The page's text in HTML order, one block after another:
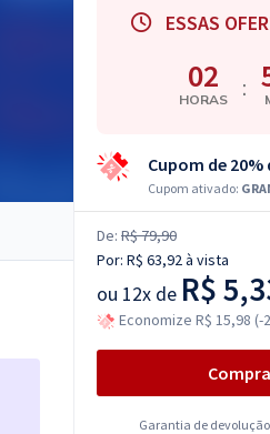
ESSAS
02
HORAS :
Cupom de
Cupom ativado:
De: R$ 79,90
Por: R$ 63,92à vista
ou 12x de R$
Economize R$ 15,98 (-
Garantia de